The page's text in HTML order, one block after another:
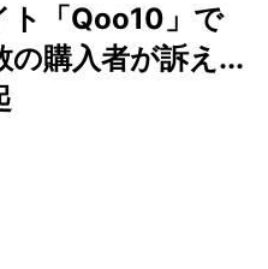
ト「Qoo10」で
購入者が訴え...